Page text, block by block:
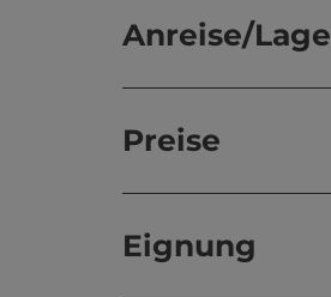
Anreise/Lage
Preise
Eignung